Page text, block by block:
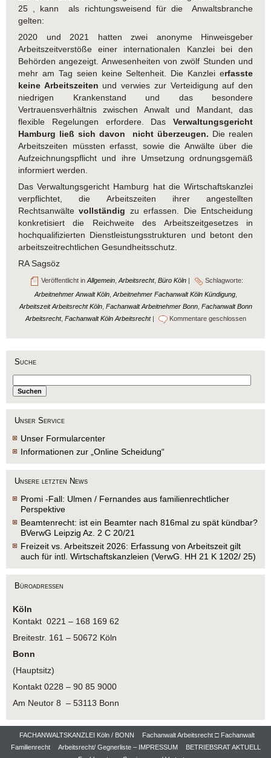
Suche
Unser Service
Unser Formularcenter
Informationen zur „Online Scheidung“
Unsere letzten News
Promi -Fall: Ulmen / Fernandes aus familienrechtlicher
Perspektive
Beamtenrecht: ist ein Beamter nach 816mal zu spät kündbar?
BVerwG Leipzig Az. 2 C 20/21
Freizeit vs. Arbeitszeit 2026: Erfassung von Arbeitszeit gilt
auch für intl. Wirtschaftskanzleien (VerwG. HH 21 K 1202/ 25)
Büroadressen
Köln
Kontakt 0221 – 168 169 62
Breitestr. 161 – 50672 Köln
Bonn
(Hauptsitz)
Kontakt 0228 – 90 85 9000
Am Neutor 8 – 53113 Bonn
25 , kann als richtungsweisend für die Anwaltsbranche
gelten:
2020 und 2021 hatten zwei anonyme Hinweisgeber
Arbeitszeitverstöße einer internationalen Kanzlei bei den
Behörden angezeigt. Anwesenheiten von zwölf Stunden und
mehr am Tag seien keine Seltenheit. Die Kanzlei erfasste
keine Arbeitszeiten und verwies zur Verteidigung auf den
niedrigen Krankenstand und das besondere
Vertrauensverhältnis zwischen Anwalt und Mandant, das
flexible Regelungen erfordere. Das Verwaltungsgericht
Hamburg ließ sich davon nicht überzeugen. Die realen
Arbeitszeiten müssten erfasst, sowie die Anwälte über die
Aufzeichnungspflicht und ihre Umsetzung ordnungsgemäß
informiert werden.
Das Verwaltungsgericht Hamburg hat die Wirtschaftskanzlei
verpflichtet, die Arbeitszeiten ihrer angestellten
Rechtsanwältevollständig zu erfassen. Die Entscheidung
konkretisiert die Reichweite des Arbeitszeitgesetzes in
hochqualifizierten Dienstleistungsstrukturen und betont den
arbeitszeitrechtlichen Gesundheitsschutz.
RA Sagsöz
Veröffentlicht inAllgemein,Arbeitsrecht, Büro Köln
Schlagworte:
Arbeitnehmer Anwalt Köln, Arbeitnehmer Fachanwalt Köln Kündigung,
Arbeitszeit Arbeitsrecht Köln, Fachanwalt Arbeitnehmer Bonn, Fachanwalt Bonn
Arbeitsrecht, Fachanwalt Köln Arbeitsrecht| Kommentare geschlossen
FACHANWALTSKANZLEI Köln / BONN
Fachanwalt Arbeitsrecht □ Fachanwalt
Familienrecht
Arbeitsrecht/ Gegnerliste – IMPRESSUM
BETRIEBSRAT AKTUELL